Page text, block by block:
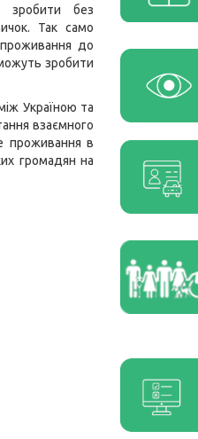
зробити без
Так само
проживання до
зробити
Україною та
взаємного
проживання в
громадян на